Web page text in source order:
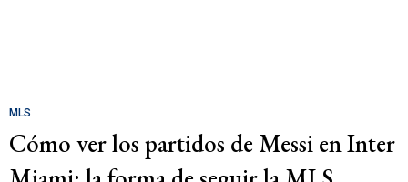
MLS
Cómo ver los partidos de Messi en Inter